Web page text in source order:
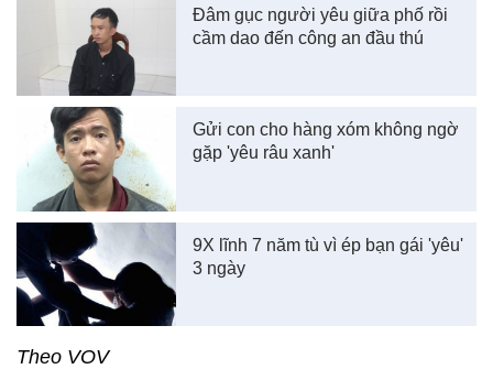
Đâm gục người yêu giữa phố rồi
cầm dao đến công an đầu thú
Gửi con cho hàng xóm không ngờ
gặp 'yêu râu xanh'
9X lĩnh 7 năm tù vì ép bạn gái 'yêu'
3 ngày
Theo VOV